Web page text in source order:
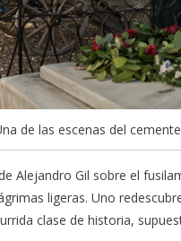
de las escenas del
Alejandro Gil sobre el
ligeras. Uno
clase de historia,